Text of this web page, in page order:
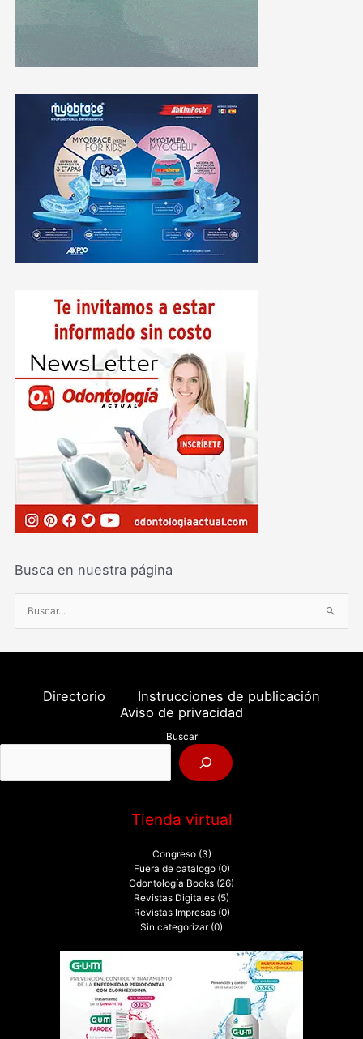
Busca en nuestra página
u
s
o
:
Directorio
Instrucciones de publicación
Aviso de privacidad
Buscar
Tienda virtual
Congreso (3)
Fuera de catalogo (0)
Odontología Books (26)
Revistas Digitales (5)
Revistas Impresas (0)
Sin categorizar (0)